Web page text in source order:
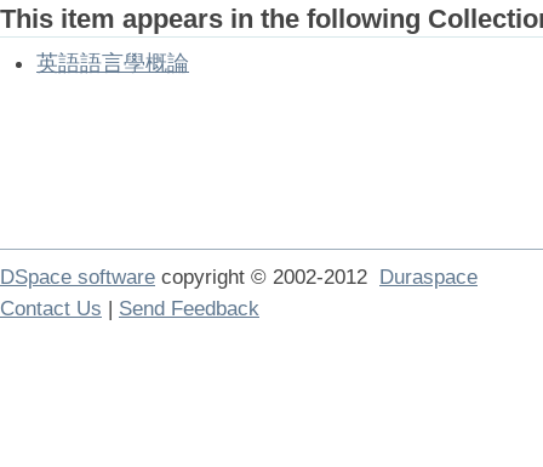
This item appears in the following
英語語言學概論
DSpace software copyright © 2002-2012 Duraspace
Contact Us | Send Feedback